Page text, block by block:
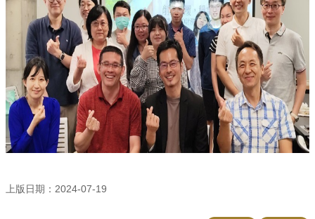
研
究
聯
絡
資
訊
最
息
上版日期：2024-07-19